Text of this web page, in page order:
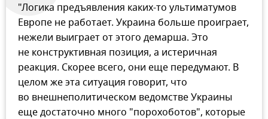
"Логика предъявления каких-то ультиматумов
Европе не работает. Украина больше проиграет,
нежели выиграет от этого демарша. Это
не конструктивная позиция, а истеричная
реакция. Скорее всего, они еще передумают. В
целом же эта ситуация говорит, что
во внешнеполитическом ведомстве Украины
еще достаточно много "порохоботов", которые